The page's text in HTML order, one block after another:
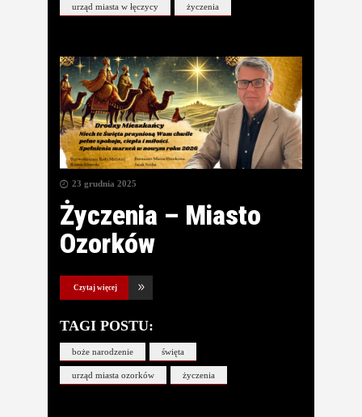
urząd miasta w łęczycy życzenia
23 grudnia 2025
Życzenia – Miasto
Ozorków
Czytaj więcej
TAGI POSTU:
boże narodzenie święta
urząd miasta ozorków życzenia